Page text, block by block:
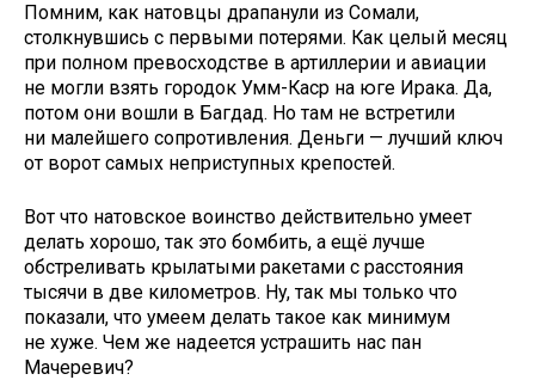
Помним, как натовцы драпанули из Сомали,
столкнувшись с первыми потерями. Как целый месяц
при полном превосходстве в артиллерии и авиации
не могли взять городок Умм-Каср на юге Ирака. Да,
потом они вошли в Багдад. Но там не встретили
ни малейшего сопротивления. Деньги — лучший ключ
от ворот самых неприступных крепостей.
Вот что натовское воинство действительно умеет
делать хорошо, так это бомбить, а ещё лучше
обстреливать крылатыми ракетами с расстояния
тысячи в две километров. Ну, так мы только что
показали, что умеем делать такое как минимум
не хуже. Чем же надеется устрашить нас пан
Мачеревич?